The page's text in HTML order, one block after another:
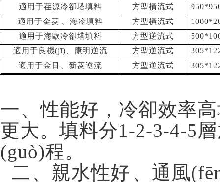
適用于荏源冷卻塔填料
方型橫流式
適用于金菱、海冷填料
方型橫流式
適用于海歐冷卻塔填料
方型逆流式
適用于良機(jī)、康明逆流
方型逆流式
適用于金日、新菱逆流
方型逆流式
一、性能好，冷卻效率高
更大。填料分1-2-3-4-5層
(guò)程。
二、親水性好、